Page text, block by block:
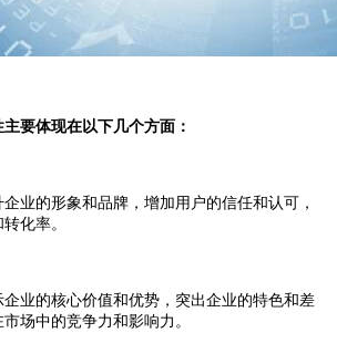
要体现在以下几个方面：
业的形象和品牌，增加用户的信任和认可，
化率。
业的核心价值和优势，突出企业的特色和差
场中的竞争力和影响力。